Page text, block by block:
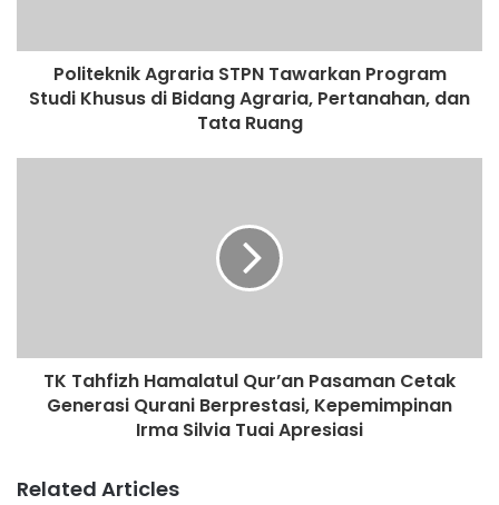
Politeknik Agraria STPN Tawarkan Program
Studi Khusus di Bidang Agraria, Pertanahan, dan
Tata Ruang
TK Tahfizh Hamalatul Qur’an Pasaman Cetak
Generasi Qurani Berprestasi, Kepemimpinan
Irma Silvia Tuai Apresiasi
Related Articles